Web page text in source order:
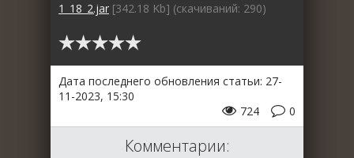
1_18_2.jar [342.18 Kb] (cкачиваний: 290)
Дата последнего обновления статьи: 27-
11-2023, 15:30
0
724
Комментарии: